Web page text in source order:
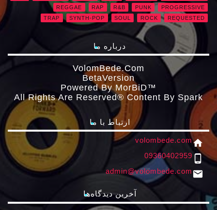
PROGRESSIVE
PUNK
R&B
RAP
REGGAE
REQUESTED
ROCK
SOUL
SYNTH-POP
TRAP
درباره ما
VolomBede.com
ΒetaVersion
Powered By MorBiD™
All Rights Are Reserved® Content By Spark
ارتباط با ما
home
volombede.com
phone_android
09360402959
email
admin@volombede.com
آخرین دیدگاه‌ها